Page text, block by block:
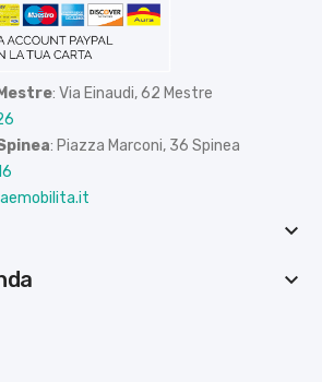
: Via Einaudi, 62 Mestre
: Piazza Marconi, 36 Spinea
keyboard_arrow_down
keyboard_arrow_down